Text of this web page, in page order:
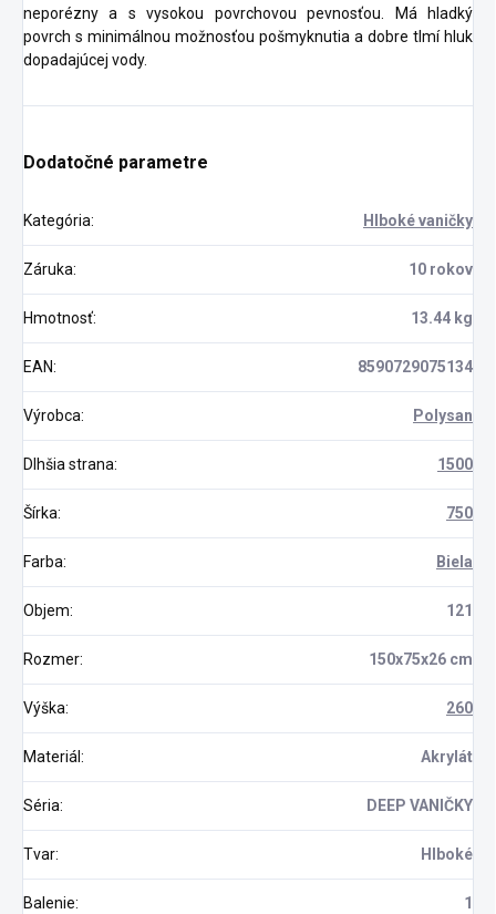
neporézny a s vysokou povrchovou pevnosťou. Má hladký
povrch s minimálnou možnosťou pošmyknutia a dobre tlmí hluk
dopadajúcej vody.
Dodatočné parametre
Kategória: Hlboké vaničky
Záruka: 10 rokov
Hmotnosť: 13.44 kg
EAN: 8590729075134
Výrobca: Polysan
Dlhšia strana: 1500
Šírka: 750
Farba: Biela
Objem: 121
Rozmer: 150x75x26 cm
Výška: 260
Materiál : Akrylát
Séria: DEEP VANIČKY
Tvar: Hlboké
Balenie: 1